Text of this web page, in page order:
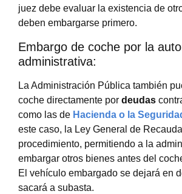
juez debe evaluar la existencia de
deben embargarse primero.
Embargo de coche por la
administrativa:
La Administración Pública también
coche directamente por deudas
como las de Hacienda o la
este caso, la Ley General de
procedimiento, permitiendo a la
embargar otros bienes antes del
El vehículo embargado se dejará en
sacará a subasta.